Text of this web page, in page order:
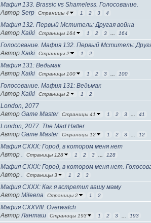
Мафия 133. Brassic vs Shameless. Голосование.
АвторSerp Страницы 4 1 2 3 4
Мафия 132. Первый Мститель: Другая война
АвторKaiki Страницы 164 1 2 3 164
Голосование. Мафия 132. Первый Мститель:
АвторKaiki Страницы 2 1 2
Мафия 131: Ведьмак
АвторKaiki Страницы 100 1 2 3 100
Голосование. Мафия 131: Ведьмак
АвторKaiki Страницы 2 1 2
London, 2077
АвторGame Master Страницы 41 1 2 3 41
London, 2077. The Mad Hatter
АвторGame Master Страницы 12 1 2 3 12
Мафия CXXX: Город, в котором меня нет
Автор
Страницы 128 1 2 3 128
Мафия CXXX: Город, в котором меня нет.
Автор
Страницы 3 1 2 3
Мафия CXXX: Как я встретил вашу маму
АвторMileena Страницы 2 1 2
Мафия CXXVIII: Overwatch
АвторЛанташ Страницы 193 1 2 3 193